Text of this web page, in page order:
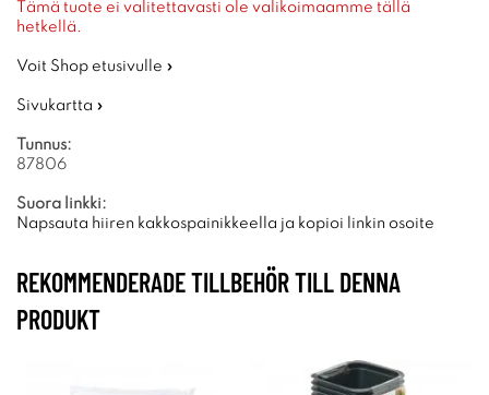
Tämä tuote ei valitettavasti ole valikoimaamme tällä
hetkellä.
Voit Shop etusivulle »
Sivukartta »
Tunnus:
87806
Suora linkki:
Napsauta hiiren kakkospainikkeella ja kopioi linkin osoite
REKOMMENDERADE TILLBEHÖR TILL DENNA
PRODUKT